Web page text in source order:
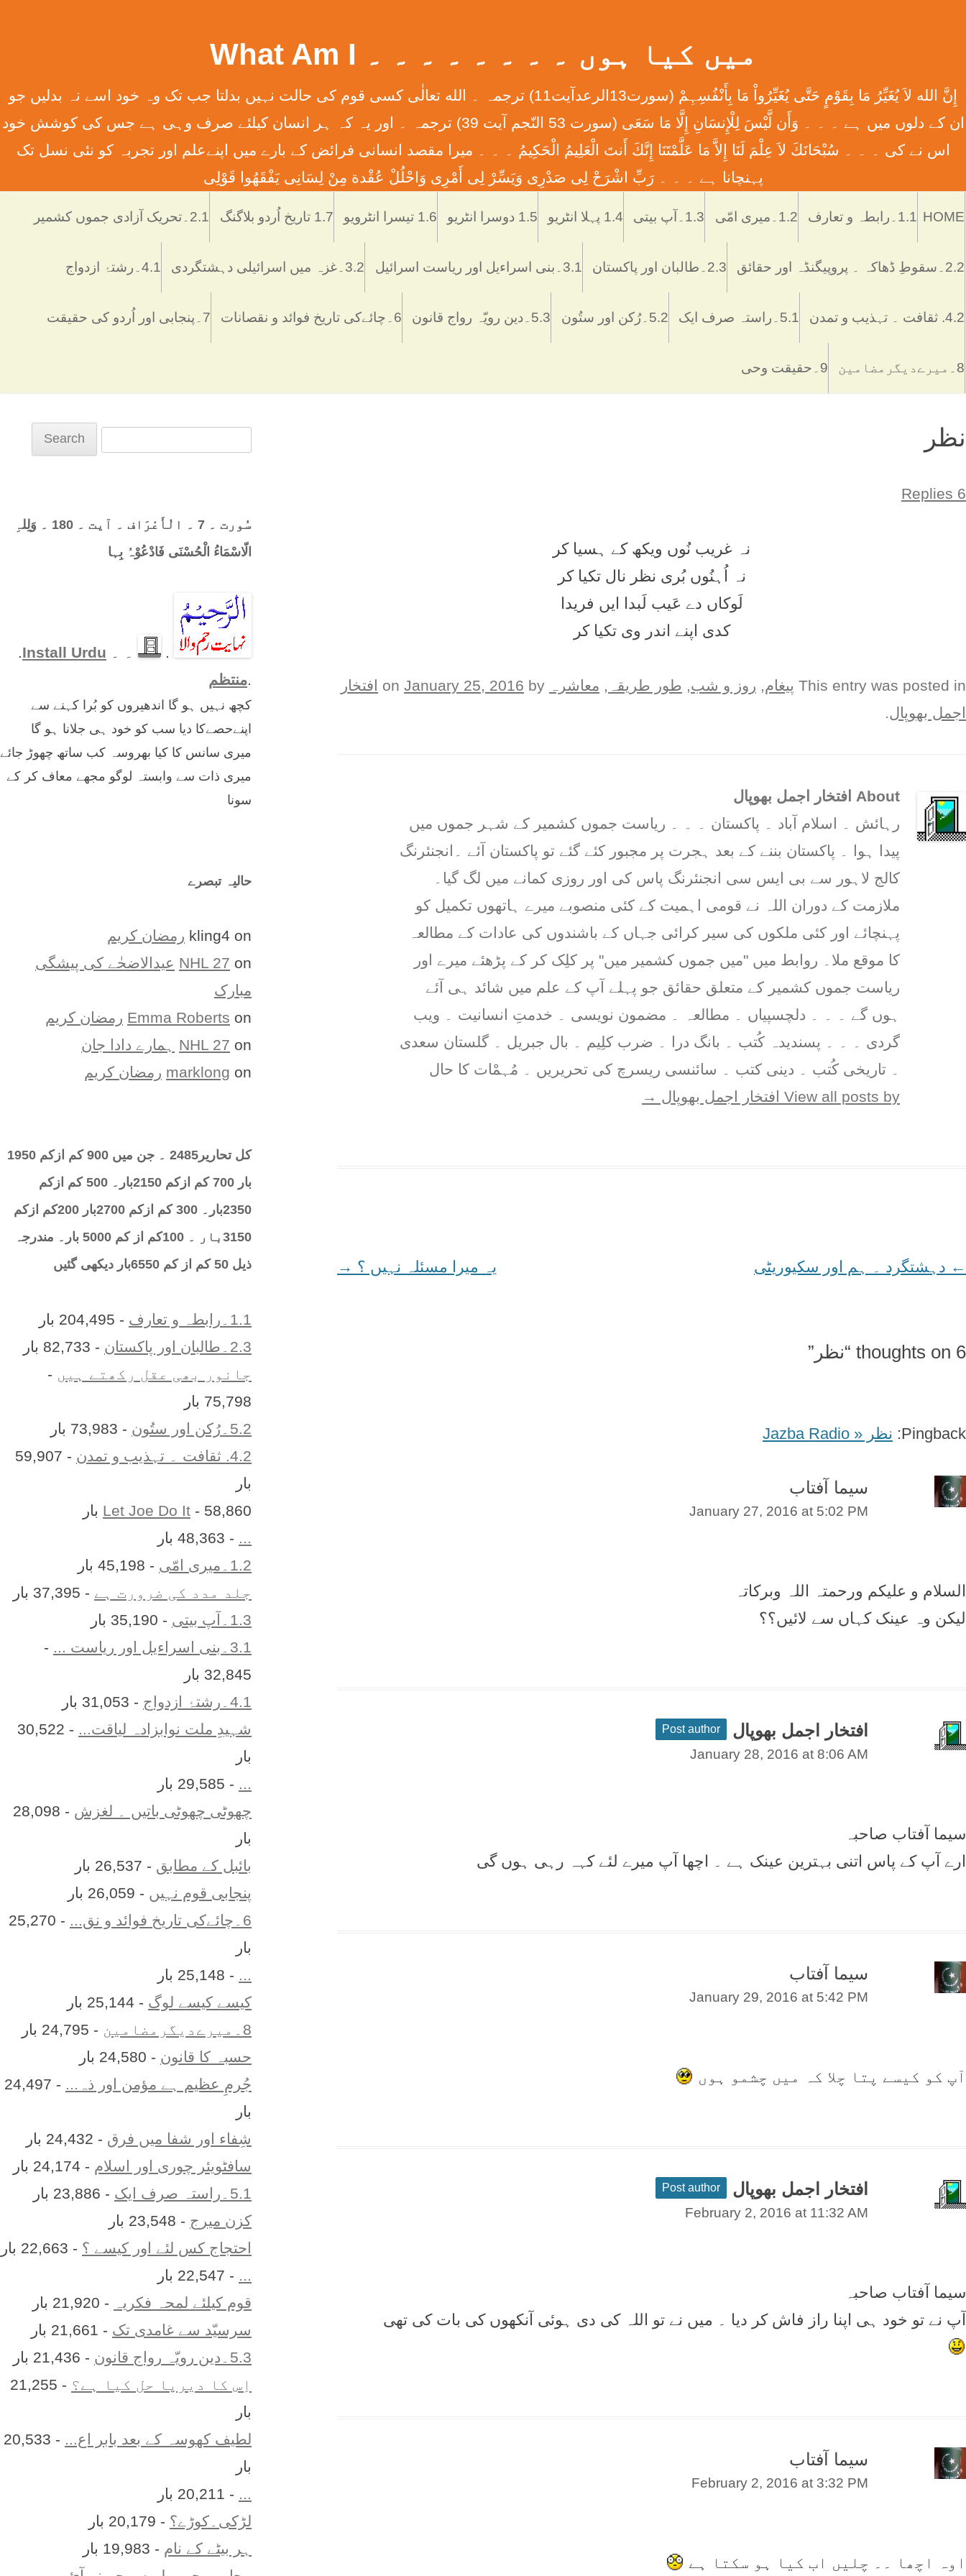
میں کیا ہوں ۔ ۔ ۔ ۔ ۔ ۔ ۔ ۔ What Am I
إِنَّ الله لاَ يُغَيِّرُ مَا بِقَوْمٍ حَتَّی يُغَيِّرُواْ مَا بِأَنْفُسِہِمْ (سورت13الرعدآیت11) ترجمہ ۔ الله تعالٰی کسی قوم کی حالت نہیں بدلتا جب تک وہ خود اسے نہ بدلیں جو
ان کے دلوں میں ہے ۔ ۔ ۔ وَأَن لَّيْسَ لِلْإِنسَانِ إِلَّا مَا سَعَی (سورت 53 النّجم آیت 39) ترجمہ ۔ اور یہ کہ ہر انسان کیلئے صرف وہی ہے جس کی کوشش خود
اس نے کی ۔ ۔ ۔ سُبْحَانَكَ لاَ عِلْمَ لَنَا إِلاَّ مَا عَلَّمْتَنَا إِنَّكَ أَنتَ الْعَلِيمُ الْحَكِيمُ ۔ ۔ ۔ ميرا مقصد انسانی فرائض کے بارے میں اپنےعلم اور تجربہ کو نئی نسل تک
پہنچانا ہے ۔ ۔ ۔ رَبِّ اشْرَحْ لِی صَدْرِی وَيَسِّرْ لِی أَمْرِی وَاحْلُلْ عُقْدة مِنْ لِسَانِی يَفْقَھُوا قَوْلِی
to
content
HOME 1.1۔رابطہ و تعارف 1.2۔میری امّی 1.3۔آپ بیتی 1.4 پہلا انٹریو 1.5 دوسرا انٹریو 1.6 تیسرا انٹرویو 1.7 تاریخ اُردو بلاگنگ 2.1۔تحریک آزادی جموں کشمیر
2.2۔سقوطِ ڈھاکہ ۔ پروپیگنڈہ اور حقائق 2.3۔طالبان اور پاکستان 3.1۔بنی اسراءیل اور ریاست اسرائیل 3.2۔غزہ ميں اسرائيلی دہشتگردی 4.1۔رشتۂ ازدواج
4.2. ثقافت ۔ تہذیب و تمدن 5.1۔راستہ صرف ایک 5.2۔رُکن اور ستُون 5.3۔دین رویّہ رواج قانون 6۔چائےکی تاریخ فوائد و نقصانات 7۔پنجابی اور اُردو کی حقیقت
8۔میرےدیگرمضامین 9۔حقیقت وحی
نظر
6 Replies
نہ غریب نُوں ویکھ کے ہسیا کر
نہ اُہنُوں بُری نظر نال تکیا کر
لَوکاں دے عَیب لَبدا ایں فریدا
کدی اپنے اندر وی تکیا کر
This entry was posted in پيغام, روز و شب, طور طريقہ , معاشرہ January 25, 2016 by
افتخار
اجمل بھوپال.
About افتخار اجمل بھوپال
رہائش ۔ اسلام آباد ۔ پاکستان ۔ ۔ ۔ ریاست جموں کشمیر کے شہر جموں میں
پیدا ہوا ۔ پاکستان بننے کے بعد ہجرت پر مجبور کئے گئے تو پاکستان آئے ۔انجنئرنگ
کالج لاہور سے بی ایس سی انجنئرنگ پاس کی اور روزی کمانے میں لگ گیا۔
ملازمت کے دوران اللہ نے قومی اہمیت کے کئی منصوبے میرے ہاتھوں تکمیل کو
پہنچائے اور کئی ملکوں کی سیر کرائی جہاں کے باشندوں کی عادات کے مطالعہ
کا موقع ملا۔ روابط میں "میں جموں کشمیر میں" پر کلِک کر کے پڑھئے میرے اور
ریاست جموں کشمیر کے متعلق حقائق جو پہلے آپ کے علم میں شائد ہی آئے
ہوں گے ۔ ۔ ۔ دلچسپیاں ۔ مطالعہ ۔ مضمون نویسی ۔ خدمتِ انسانیت ۔ ویب
گردی ۔ ۔ ۔ پسندیدہ کُتب ۔ بانگ درا ۔ ضرب کلِیم ۔ بال جبریل ۔ گلستان سعدی
۔ تاریخی کُتب ۔ دینی کتب ۔ سائنسی ریسرچ کی تحریریں ۔ مُہمْات کا حال
View all posts by افتخار اجمل بھوپال
→
Post
← دہشتگرد ۔ ہم اور سکیوریٹی یہ میرا مسئلہ نہیں ؟ →
6 thoughts on “ نظر ”
Pingback: نظر « Jazba Radio
سیما آفتاب
January 27, 2016 at 5:02 PM
السلام و علیکم ورحمتہ اللہ وبرکاتہ
لیکن وہ عینک کہاں سے لائیں؟؟
افتخار اجمل بھوپال Post author
January 28, 2016 at 8:06 AM
سیما آفتاب صاحبہ
ارے آپ کے پاس اتنی بہترین عینک ہے ۔ اچھا آپ میرے لئے کہہ رہی ہوں گی
سیما آفتاب
January 29, 2016 at 5:42 PM
آپ کو کیسے پتا چلا کہ میں چشمو ہوں
افتخار اجمل بھوپال Post author
February 2, 2016 at 11:32 AM
سیما آفتاب صاحبہ
آپ نے تو خود ہی اپنا راز فاش کر دیا ۔ میں نے تو اللہ کی دی ہوئی آنکھوں کی بات کی تھی
سیما آفتاب
February 2, 2016 at 3:32 PM
اوہ اچھا ۔۔ چلیں اب کیا ہو سکتا ہے
سُورت ۔ 7 ۔ الْأَعْرَاف ۔ آیت ۔ 180 ۔ وَلِلہِ
الّاسْمَاءُ الْحُسْنَی فَادْعُوْہُ بِہا
. ۔ ۔ Install Urdu
.
.منتظم
کچھ نہیں ہو گا اندھیروں کو بُرا کہنے سے
اپنےحصےکا دیا سب کو خود ہی جلانا ہو گا
میری سانس کا کیا بھروسہ کب ساتھ چھوڑ جائے
میری ذات سے وابستہ لوگو مجھے معاف کر کے
سونا
حالیہ تبصرے
kling4 on
رمضان کریم
NHL 27 on
عیدالاضحٰے کی پیشگی
مبارک
Emma Roberts on
رمضان کریم
NHL 27 on
ہمارے دادا جان
marklong on رمضان کریم
کل تحارير2485 ۔ جن میں 900 کم ازکم 1950
بار 700 کم ازکم 2150بار۔ 500 کم ازکم
2350بار۔ 300 کم ازکم 2700بار 200کم ازکم
3150بار ۔ 100کم از کم 5000 بار۔ مندرجہ
ذیل 50 کم از کم 6550بار دیکھی گئیں
1.1۔رابطہ و تعارف
- 204,495 بار
2.3۔طالبان اور پاکستان
- 82,733 بار
جانور بھی عقل رکھتے ہیں
-
75,798 بار
5.2۔رُکن اور ستُون
- 73,983 بار
4.2. ثقافت ۔ تہذیب و تمدن
- 59,907
بار
Let Joe Do It - 58,860 بار
- 48,363 بار
1.2۔میری امّی
- 45,198 بار
جلد مدد کی ضرورت ہے - 37,395 بار
1.3۔آپ بیتی
- 35,190 بار
3.1۔بنی اسراءیل اور ریاست ...
-
32,845 بار
4.1۔رشتۂ ازدواج
- 31,053 بار
شہیدِ ملت نوابزادہ لیاقت...
- 30,522
بار
- 29,585 بار
چھوٹی چھوٹی باتیں ۔ لغزش
- 28,098
بار
بائبل کے مطابق - 26,537 بار
پنجابی قوم نہیں - 26,059 بار
6۔چائےکی تاریخ فوائد و نق...
- 25,270
بار
- 25,148 بار
کیسے کیسے لوگ - 25,144 بار
8۔میرےدیگرمضامین
- 24,795 بار
حسبہ کا قانون - 24,580 بار
جُرمِ عظیم ہے مؤمن اور ذہ...
- 24,497
بار
شِفاء اور شفا میں فرق - 24,432 بار
سافٹویئر چوری اور اسلام - 24,174 بار
5.1۔راستہ صرف ایک
- 23,886 بار
کزن ميرج - 23,548 بار
احتجاج کس لئے اور کیسے ؟ - 22,663 بار
- 22,547 بار
قوم کیلئے لمحہ فکریہ
- 21,920 بار
سرسیّد سے غامدی تک - 21,661 بار
5.3۔دین رویّہ رواج قانون
- 21,436 بار
اِس کا ديرپا حل کيا ہے؟
- 21,255
بار
لطیف کھوسہ کے بعد بابر اع...
- 20,533
بار
- 20,211 بار
لڑکی۔کوڑے؟ - 20,179 بار
ہر بيٹے کے نام - 19,983 بار